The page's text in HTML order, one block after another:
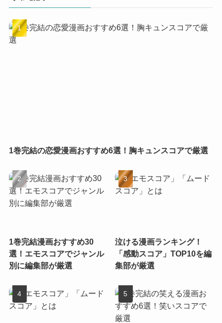
1巻完結の恋愛漫画おすすめ6選！胸キュンスコアで厳選
1巻完結漫画おすすめ30
選！エモスコアでジャンル
別に編集部が厳選
泣ける漫画ランキング！
「感動スコア」TOP10を編
集部が厳選